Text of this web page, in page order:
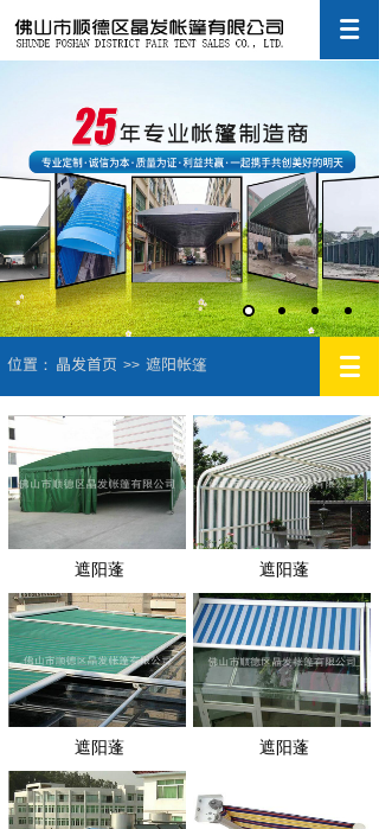
晶发首页 >> 遮阳帐篷
位置：
遮阳蓬 遮阳蓬
遮阳蓬 遮阳蓬